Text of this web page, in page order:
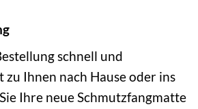
schnell und
zu Ihnen nach Hause oder ins
Ihre neue Schmutzfangmatte